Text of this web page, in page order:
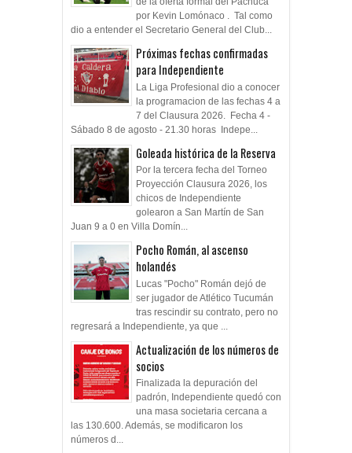
por Kevin Lomónaco . Tal como
dio a entender el Secretario General del Club...
Próximas fechas confirmadas
para Independiente
La Liga Profesional dio a conocer
la programacion de las fechas 4 a
7 del Clausura 2026. Fecha 4 -
Sábado 8 de agosto - 21.30 horas Indepe...
Goleada histórica de la Reserva
Por la tercera fecha del Torneo
Proyección Clausura 2026, los
chicos de Independiente
golearon a San Martín de San
Juan 9 a 0 en Villa Domín...
Pocho Román, al ascenso
holandés
Lucas "Pocho" Román dejó de
ser jugador de Atlético Tucumán
tras rescindir su contrato, pero no
regresará a Independiente, ya que ...
Actualización de los números de
socios
Finalizada la depuración del
padrón, Independiente quedó con
una masa societaria cercana a
las 130.600. Además, se modificaron los
números d...